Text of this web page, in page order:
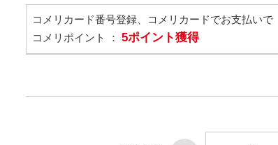
コメリカード番号登録、コメリカードでお支払いで
コメリポイント ： 5ポイント獲得